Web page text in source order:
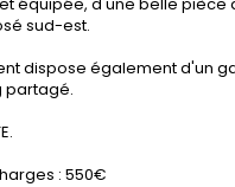
sud-est.
dispose également d'un
partagé.
: 550€